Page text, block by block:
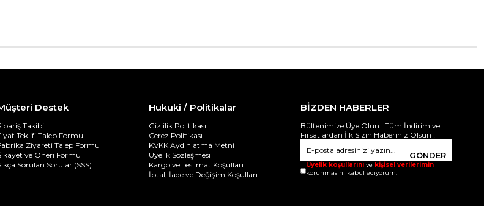
Destek
Takibi
Teklifi Talep Formu
Ziyareti Talep Formu
ve Öneri Formu
Sorulan Sorular (SSS)
Hukuki / Politikalar
Gizlilik Politikası
Çerez Politikası
KVKK Aydınlatma Metni
Üyelik Sözleşmesi
Kargo ve Teslimat Koşulları
İptal, İade ve Değişim Koşulları
BİZDEN HABERLER
Bültenimize Üye Olun ! Tüm İndirim ve
Fırsatlardan İlk Sizin Haberiniz Olsun !
GÖNDER
Üyelik koşullarınıve kişisel verilerimin
korunmasını kabul ediyorum.